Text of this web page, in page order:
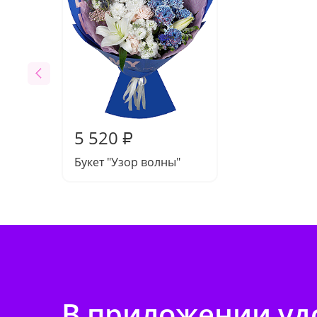
5 520 ₽
Букет "Узор волны"